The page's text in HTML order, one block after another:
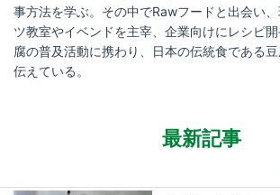
事方法を学ぶ。その中でRawフードと出会い
ツ教室やイベンドを主宰、企業向けにレシピ
腐の普及活動に携わり、日本の伝統食である
伝えている。
最新記事